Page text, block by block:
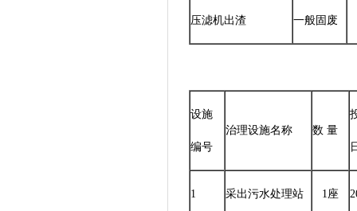
压滤机出渣 一般固废
设施
编号
治理设施名称 数 量
1 采出污水处理站 1座